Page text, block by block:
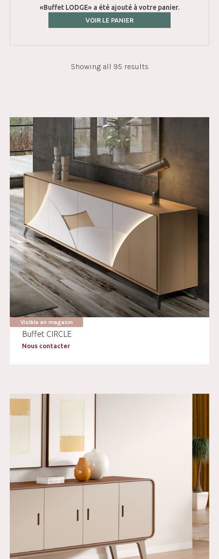
«Buffet LODGE» a été ajouté à votre panier.
VOIR LE PANIER
Showing all 95 results
Visible en magasin
Buffet CIRCLE
Nous contacter